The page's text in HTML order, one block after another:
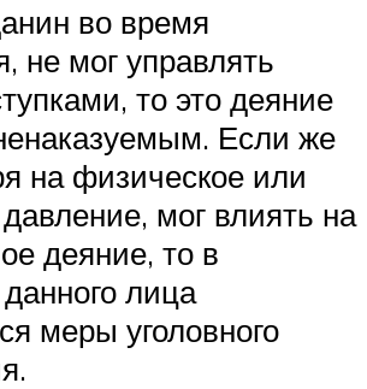
во время
не мог управлять
то это деяние
Если же
на физическое или
мог влиять на
деяние, то в
лица
меры уголовного